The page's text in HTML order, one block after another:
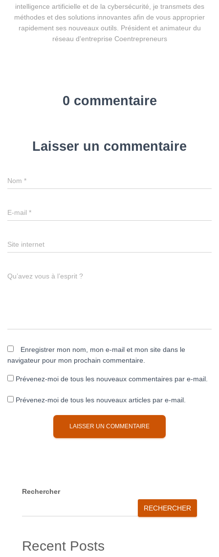
intelligence artificielle et de la cybersécurité, je transmets des
méthodes et des solutions innovantes afin de vous approprier
rapidement ses nouveaux outils. Président et animateur du
réseau d'entreprise Coentrepreneurs
0 commentaire
Laisser un commentaire
Nom *
E-mail *
Site internet
Qu’avez vous à l’esprit ?
Enregistrer mon nom, mon e-mail et mon site dans le
navigateur pour mon prochain commentaire.
Prévenez-moi de tous les nouveaux commentaires par e-mail.
Prévenez-moi de tous les nouveaux articles par e-mail.
Rechercher
RECHERCHER
Recent Posts